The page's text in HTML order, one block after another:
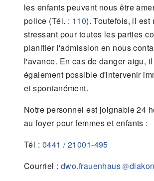
les enfants peuvent nous être
police (Tél. : 110). Toutefois, il est
stressant pour toutes les parties
planifier l'admission en nous
l'avance. En cas de danger aigu,
également possible d'intervenir
et spontanément.
Notre personnel est joignable 24
au foyer pour femmes et enfants :
Tél : 0441 / 21001-495
Courriel : dwo.frauenhaus